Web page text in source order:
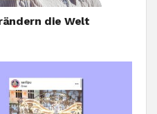
die Welt